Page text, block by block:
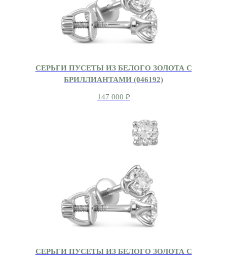
СЕРЬГИ ПУСЕТЫ ИЗ БЕЛОГО ЗОЛОТА С
БРИЛЛИАНТАМИ (046192)
147 000 ₽
СЕРЬГИ ПУСЕТЫ ИЗ БЕЛОГО ЗОЛОТА С